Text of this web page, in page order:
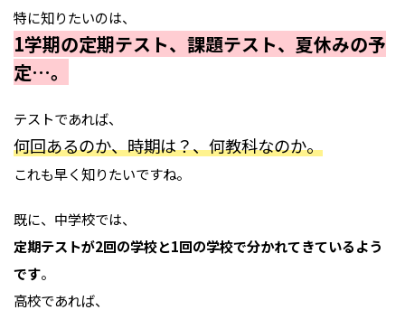
特に知りたいのは、
1学期の定期テスト、課題テスト、夏休みの予
定…。
テストであれば、
何回あるのか、時期は？、何教科なのか。
これも早く知りたいですね。
既に、中学校では、
定期テストが2回の学校と1回の学校で分かれてきているよう
です。
高校であれば、